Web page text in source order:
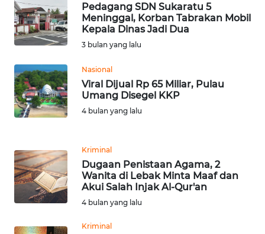
Pedagang SDN Sukaratu 5
Meninggal, Korban Tabrakan Mobil
Kepala Dinas Jadi Dua
3 bulan yang lalu
Nasional
Viral Dijual Rp 65 Miliar, Pulau
Umang Disegel KKP
4 bulan yang lalu
Kriminal
Dugaan Penistaan Agama, 2
Wanita di Lebak Minta Maaf dan
Akui Salah Injak Al-Qur'an
4 bulan yang lalu
Kriminal
WN
BANTEN
NTT
WN
KEPRI
PAPUA
WN
PAPUA